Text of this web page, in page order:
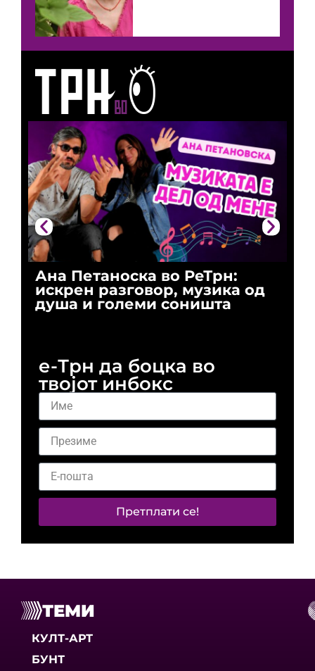
Ана Петаноска во РеТрн:
искрен разговор, музика од
душа и големи соништа
е-Трн да боцка во
твојот инбокс
Претплати се!
ТЕМИ
КУЛТ-АРТ
БУНТ